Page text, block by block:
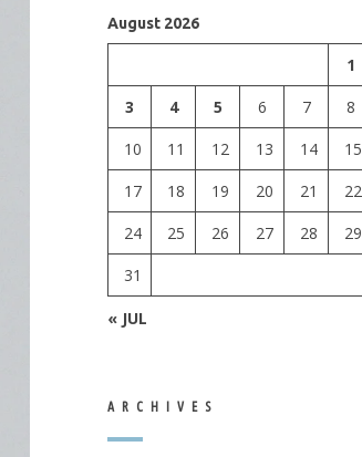
August 2026
1
3
4 5 6 7 8
10
11 12 13 14 15
17
18 19 20 21 22
24
25 26 27 28 29
31
« JUL
ARCHIVES